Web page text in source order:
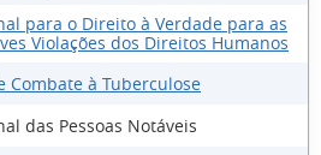
para o Direito à Verdade para as
Violações dos Direitos Humanos
Combate à Tuberculose
das Pessoas Notáveis